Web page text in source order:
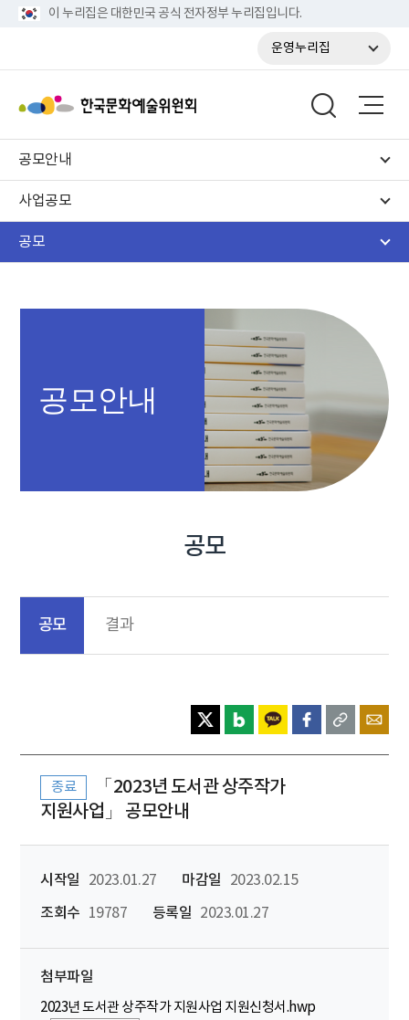
이 누리집은 대한민국 공식 전자정부 누리집입니다.
운영누리집
공모안내
사업공모
공모
공모안내
공모
공모 결과
종료
「2023년 도서관 상주작가
지원사업」 공모안내
시작일 2023.01.27 마감일
2023.02.15
조회수
19787 등록일 2023.01.27
첨부파일
2023년 도서관 상주작가 지원사업 지원신청서.hwp